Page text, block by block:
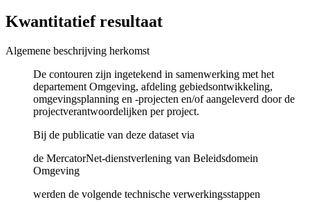
Kwantitatief resultaat
Algemene beschrijving herkomst
De contouren zijn ingetekend in samenwerking met het
departement Omgeving, afdeling gebiedsontwikkeling,
omgevingsplanning en -projecten en/of aangeleverd door de
projectverantwoordelijken per project.
Bij de publicatie van deze dataset via
de MercatorNet-dienstverlening van Beleidsdomein
Omgeving
werden de volgende technische verwerkingsstappen